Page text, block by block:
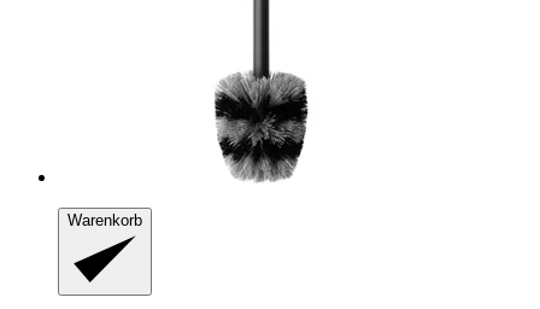
Warenkorb